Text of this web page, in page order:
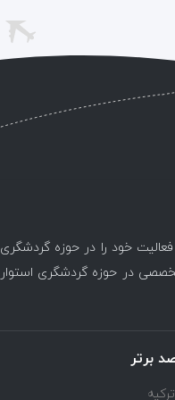
خود را در حوزه گردشگری
تخصصی در حوزه گردشگری استوار
برتر